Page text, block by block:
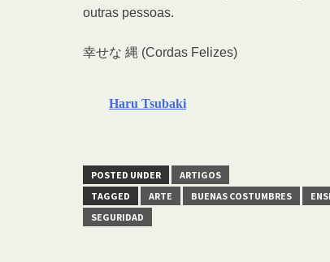
outras pessoas.
幸せな 縄 (Cordas Felizes)
Haru Tsubaki
POSTED UNDER
ARTIGOS
TAGGED
ARTE BUENAS COSTUMBRES
SEGURIDAD